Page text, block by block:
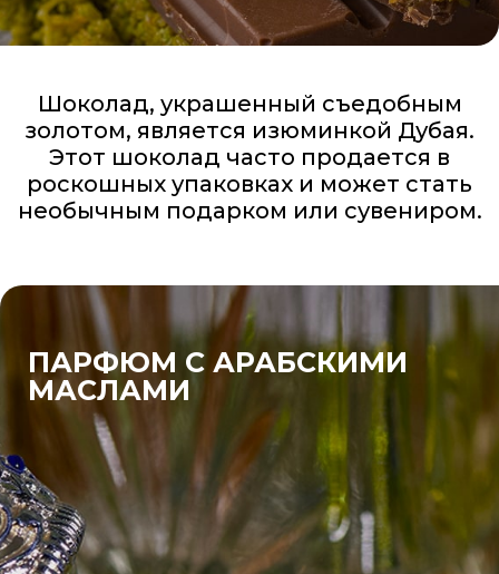
Шоколад, украшенный съедобным
золотом, является изюминкой Дубая.
Этот шоколад часто продается в
роскошных упаковках и может стать
необычным подарком или сувениром.
ПАРФЮМ С АРАБСКИМИ
МАСЛАМИ